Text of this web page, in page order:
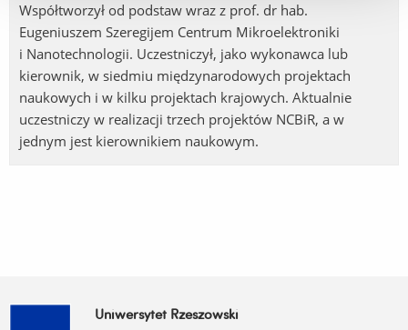
Współtworzył od podstaw wraz z prof. dr hab.
Eugeniuszem Szeregijem Centrum Mikroelektroniki
i Nanotechnologii. Uczestniczył, jako wykonawca lub
kierownik, w siedmiu międzynarodowych projektach
naukowych i w kilku projektach krajowych. Aktualnie
uczestniczy w realizacji trzech projektów NCBiR, a w
jednym jest kierownikiem naukowym.
Uniwersytet Rzeszowski